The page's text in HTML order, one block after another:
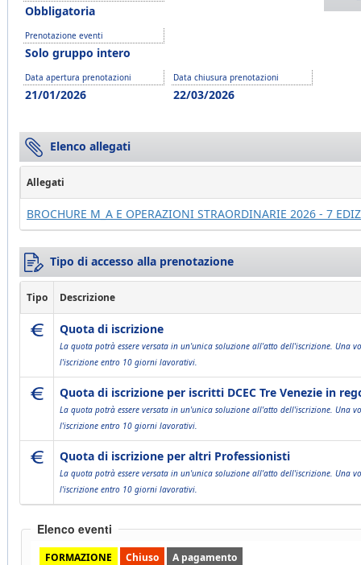
Obbligatoria
Prenotazione eventi
Solo gruppo intero
Data apertura prenotazioni
21/01/2026
Data chiusura prenotazioni
22/03/2026
Elenco allegati
Allegati
BROCHURE M_A E OPERAZIONI STRAORDINARIE 2026 - 7
Tipo di accesso alla prenotazione
Tipo Descrizione
Quota di iscrizione
La quota potrà essere versata in un'unica soluzione all'atto dell'iscrizione. Una
l'iscrizione entro 10 giorni lavorativi.
Quota di iscrizione per iscritti DCEC Tre Venezie in
La quota potrà essere versata in un'unica soluzione all'atto dell'iscrizione. Una
l'iscrizione entro 10 giorni lavorativi.
Quota di iscrizione per altri Professionisti
La quota potrà essere versata in un'unica soluzione all'atto dell'iscrizione. Una
l'iscrizione entro 10 giorni lavorativi.
Elenco eventi
FORMAZIONE Chiuso A pagamento